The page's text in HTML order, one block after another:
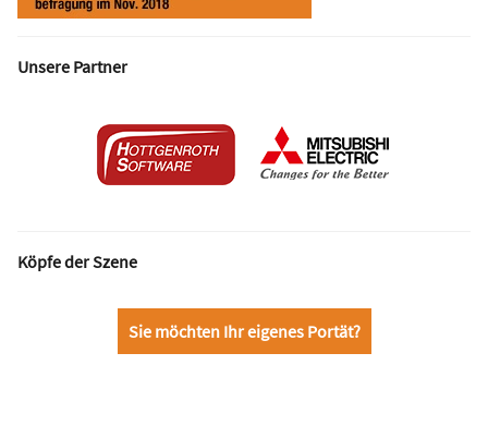
Unsere Partner
Köpfe der Szene
Sie möchten Ihr eigenes Portät?